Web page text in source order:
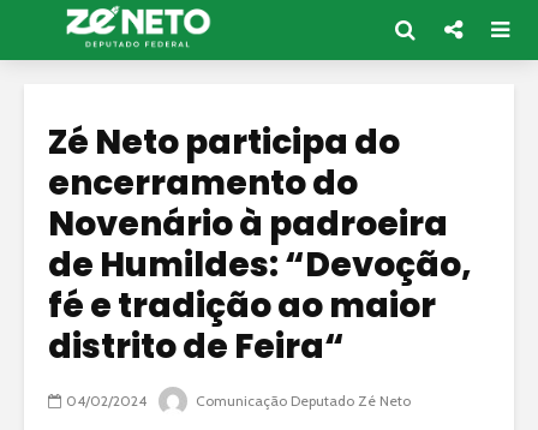
Zé Neto participa do
encerramento do
Novenário à padroeira
de Humildes: “Devoção,
fé e tradição ao maior
distrito de Feira“
04/02/2024 Comunicação Deputado Zé Neto